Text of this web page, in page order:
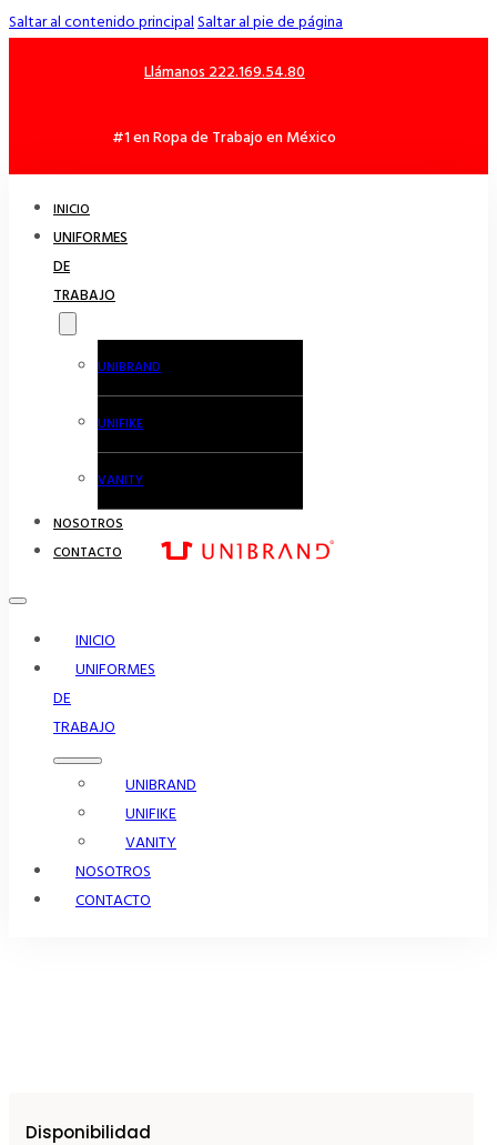
Saltar al contenido principalSaltar al pie de página
Llámanos 222.169.54.80
#1 en Ropa de Trabajo en México
INICIO
UNIFORMES
DE
TRABAJO
UNIBRAND
UNIFIKE
VANITY
NOSOTROS
CONTACTO
INICIO
UNIFORMES
DE
TRABAJO
UNIBRAND
UNIFIKE
VANITY
NOSOTROS
CONTACTO
Disponibilidad